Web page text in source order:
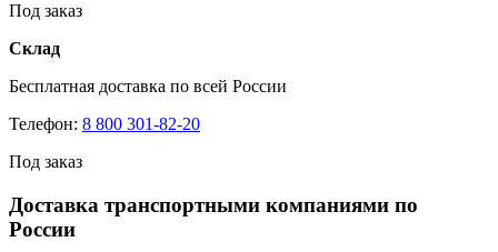
Под заказ
Склад
Бесплатная доставка по всей России
Телефон: 8 800 301-82-20
Под заказ
Доставка транспортными компаниями по
России